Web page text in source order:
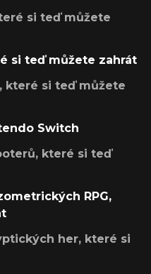
si teď můžete
si teď můžete zahrát
které si teď můžete
Switch
které si teď
RPG,
her, které si